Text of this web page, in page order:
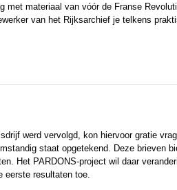
met materiaal van vóór de Franse
van het Rijksarchief je telkens
werd vervolgd, kon hiervoor gratie
staat opgetekend. Deze brieven
Het PARDONS-project wil daar
eerste resultaten toe.